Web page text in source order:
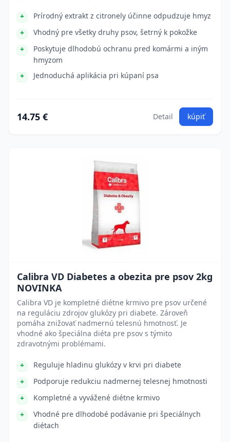
Prírodný extrakt z citronely účinne odpudzuje hmyz
Vhodný pre všetky druhy psov, šetrný k pokožke
Poskytuje dlhodobú ochranu pred komármi a iným
hmyzom
Jednoduchá aplikácia pri kúpaní psa
14.75 € Detail kúpiť
Calibra VD Diabetes a obezita pre psov 2kg
NOVINKA
Calibra VD je kompletné diétne krmivo pre psov určené
na reguláciu zdrojov glukózy pri diabete. Zároveň
pomáha znižovať nadmernú telesnú hmotnosť. Je
vhodné ako špeciálna diéta pre psov s týmito
zdravotnými problémami.
Reguluje hladinu glukózy v krvi pri diabete
Podporuje redukciu nadmernej telesnej hmotnosti
Kompletné a vyvážené diétne krmivo
Vhodné pre dlhodobé podávanie pri špeciálnych
diétach